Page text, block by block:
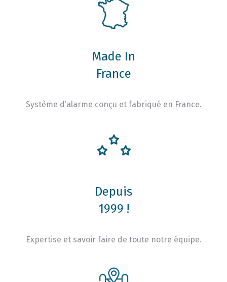
Made In
France
Système d’alarme conçu et fabriqué en France.
Depuis
1999 !
Expertise et savoir faire de toute notre équipe.